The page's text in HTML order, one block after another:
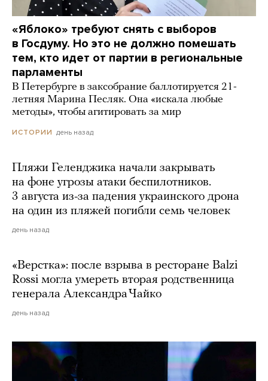
«Яблоко» требуют снять с выборов
в Госдуму. Но это не должно помешать
тем, кто идет от партии в региональные
парламенты
В Петербурге в заксобрание баллотируется 21-
летняя Марина Песляк. Она «искала любые
методы», чтобы агитировать за мир
ИСТОРИИ день назад
Пляжи Геленджика начали закрывать
на фоне угрозы атаки беспилотников.
3 августа из-за падения украинского дрона
на один из пляжей погибли семь человек
день назад
«Верстка»: после взрыва в ресторане Balzi
Rossi могла умереть вторая родственница
генерала Александра Чайко
день назад